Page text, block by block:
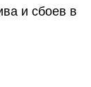
и сбоев в